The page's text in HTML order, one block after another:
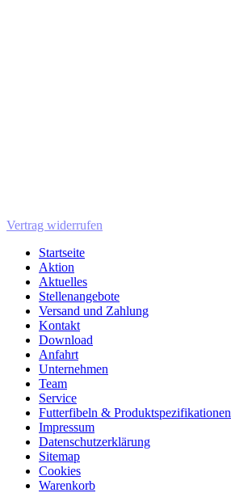
Vertrag widerrufen
Startseite
Aktion
Aktuelles
Stellenangebote
Versand und Zahlung
Kontakt
Download
Anfahrt
Unternehmen
Team
Service
Futterfibeln & Produktspezifikationen
Impressum
Datenschutzerklärung
Sitemap
Cookies
Warenkorb